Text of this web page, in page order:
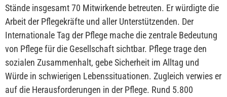
Stände insgesamt 70 Mitwirkende betreuten. Er würdigte die
Arbeit der Pflegekräfte und aller Unterstützenden. Der
Internationale Tag der Pflege mache die zentrale Bedeutung
von Pflege für die Gesellschaft sichtbar. Pflege trage den
sozialen Zusammenhalt, gebe Sicherheit im Alltag und
Würde in schwierigen Lebenssituationen. Zugleich verwies er
auf die Herausforderungen in der Pflege. Rund 5.800